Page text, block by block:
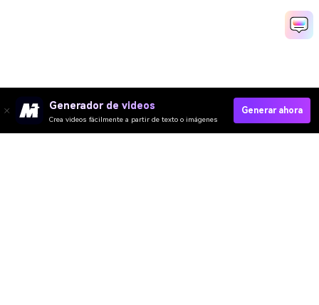
Generador de videos
Crea videos fácilmente a partir de texto o imágenes
Generar ahora